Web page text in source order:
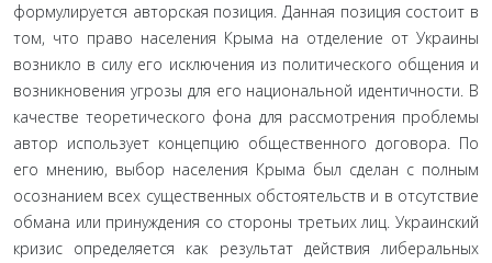
формулируется авторская позиция. Данная позиция состоит в
том, что право населения Крыма на отделение от Украины
возникло в силу его исключения из политического общения и
возникновения угрозы для его национальной идентичности. В
качестве теоретического фона для рассмотрения проблемы
автор использует концепцию общественного договора. По
его мнению, выбор населения Крыма был сделан с полным
осознанием всех существенных обстоятельств и в отсутствие
обмана или принуждения со стороны третьих лиц. Украинский
кризис определяется как результат действия либеральных